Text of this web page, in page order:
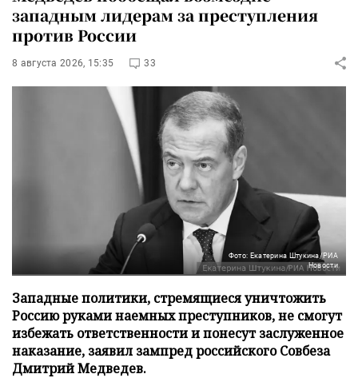
западным лидерам за преступления
против России
8 августа 2026, 15:35 33
Фото: Екатерина Штукина/РИА
Новости
Западные политики, стремящиеся уничтожить
Россию руками наемных преступников, не смогут
избежать ответственности и понесут заслуженное
наказание, заявил зампред российского Совбеза
Дмитрий Медведев.